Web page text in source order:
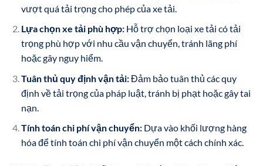
vượt quá tải trọng cho phép của xe tải.
Lựa chọn xe tải phù hợp:Hỗ trợ chọn loại xe tải có tải
trọng phù hợp với nhu cầu vận chuyển, tránh lãng phí
hoặc gây nguy hiểm.
Tuân thủ quy định vận tải:Đảm bảo tuân thủ các quy
định về tải trọng của pháp luật, tránh bị phạt hoặc gây tai
nạn.
Tính toán chi phí vận chuyển:Dựa vào khối lượng hàng
hóa để tính toán chi phí vận chuyển một cách chính xác.